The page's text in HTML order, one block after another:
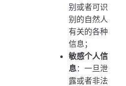
别或者可识
别的自然人
有关的各种
信息；
敏感个人信
息：一旦泄
露或者非法